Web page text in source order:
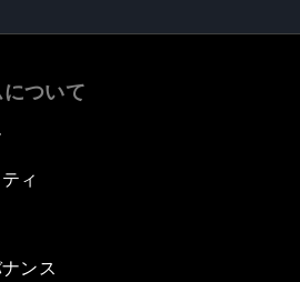
ついて
ィ
ンス